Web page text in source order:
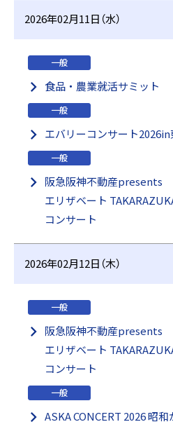
2026年02月11日（水）
一般
食品・農業就活サミット
一般
エバリーコンサート
一般
阪急阪神不動産presents
エリザベート
コンサート
2026年02月12日（木）
一般
阪急阪神不動産presents
エリザベート
コンサート
一般
ASKA CONCERT 2026 昭